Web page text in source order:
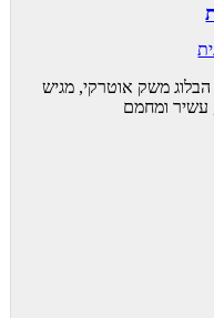
משק אוטרקי, מגיש
עשיר ומחמם